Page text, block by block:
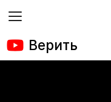
Верить